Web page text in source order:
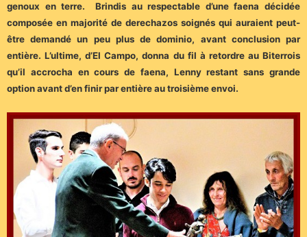
genoux en terre. Brindis au respectable d’une faena décidée
composée en majorité de derechazos soignés qui auraient peut-
être demandé un peu plus de dominio, avant conclusion par
entière. L’ultime, d’El Campo, donna du fil à retordre au Biterrois
qu’il accrocha en cours de faena, Lenny restant sans grande
option avant d’en finir par entière au troisième envoi.